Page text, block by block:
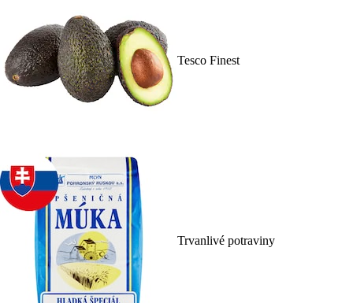
Tesco Finest
Trvanlivé potraviny